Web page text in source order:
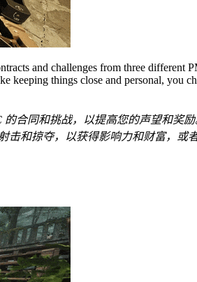
and challenges from three different
keeping things close and personal, you
合同和挑战，以提高您的声望和
和掠夺，以获得影响力和财富，或